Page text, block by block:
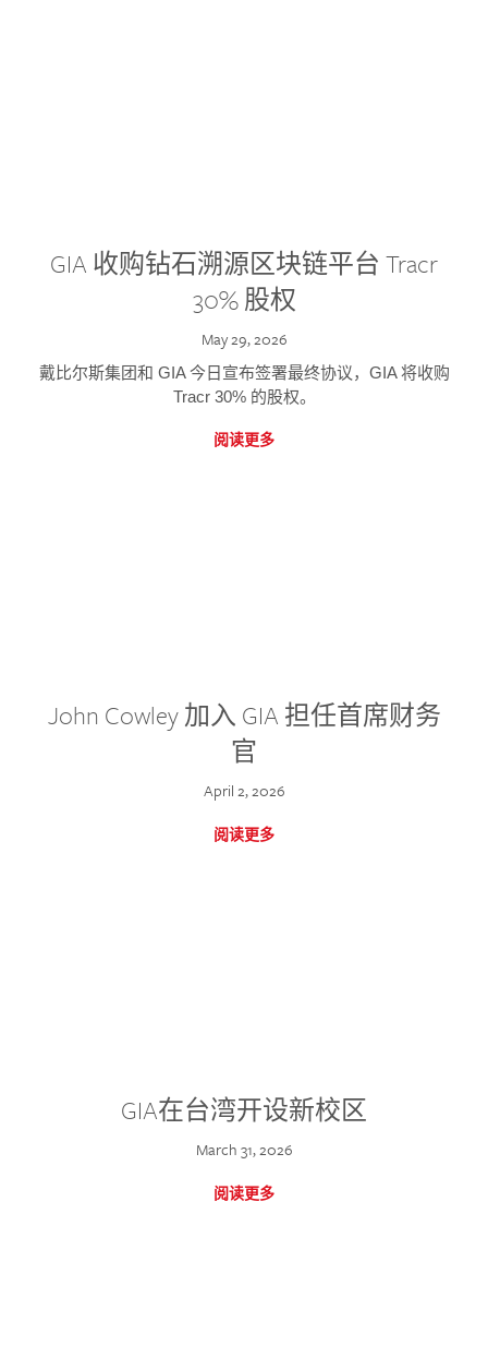
GIA 收购钻石溯源区块链平台 Tracr
30% 股权
May 29, 2026
戴比尔斯集团和 GIA 今日宣布签署最终协议，GIA 将收购
Tracr 30% 的股权。
阅读更多
John Cowley 加入 GIA 担任首席财务
官
April 2, 2026
阅读更多
GIA在台湾开设新校区
March 31, 2026
阅读更多